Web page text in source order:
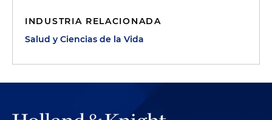
INDUSTRIA RELACIONADA
Salud y Ciencias de la Vida